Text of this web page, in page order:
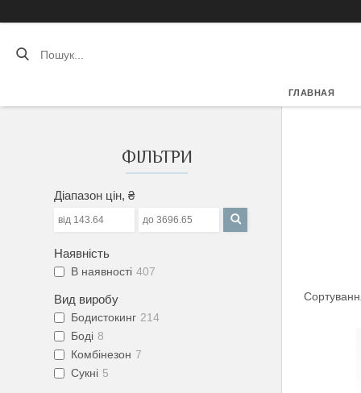
ГЛАВНАЯ
ФІЛЬТРИ
Діапазон цін, ₴
Наявність
В наявності 407
Вид виробу
Бодистокинг 214
Боді 8
Комбінезон 7
Сукні 5